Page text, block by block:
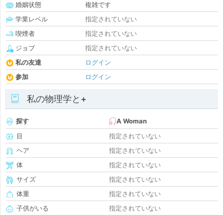
婚姻状態
複雑です
学業レベル
指定されていない
喫煙者
指定されていない
ジョブ
指定されていない
私の友達
ログイン
参加
ログイン
私の物理学と+
探す
A Woman
目
指定されていない
ヘア
指定されていない
体
指定されていない
サイズ
指定されていない
体重
指定されていない
子供がいる
指定されていない